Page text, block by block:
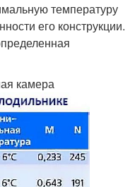
температуру
его конструкции.
камера